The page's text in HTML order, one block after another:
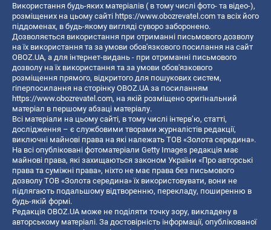
Використання будь-яких матеріалів ( в тому числі фото- та відео-),
розміщених на цьому сайті https://www.obozrevatel.com та всіх його
піддоменах, в будь-якому вигляді суворо заборонено.
Дозволяється використання при отриманні письмового дозволу
на їх використання та за умови обов'язкового посилання на сайт
OBOZ.UA, а для інтернет-видань - при отриманні письмового
дозволу на їх використання та за умови обов'язкового
розміщення прямого, відкритого для пошукових систем,
гіперпосилання на сторінку OBOZ.UA за посиланням
https://www.obozrevatel.com, на якій розміщено оригінальний
матеріал в першому абзаці матеріалу.
Всі матеріали на цьому сайті, в тому числі інтерв’ю, статті,
дослідження – є службовими творами журналістів редакції,
виключні майнові права на які належать ТОВ «Золота середина».
На всі опубліковані фотоматеріали Getty Images редакція має
майнові права, які захищаються законом України «Про авторські
права та суміжні права», ніхто не має права без письмового
дозволу ТОВ «Золота середина» їх використовувати, вони не
підлягають подальшому відтворенню, перекладу, поширенню в
будь-якій формі.
Редакція OBOZ.UA може не поділяти точку зору, викладену в
авторському матеріалі. За достовірність інформації, опублікованої